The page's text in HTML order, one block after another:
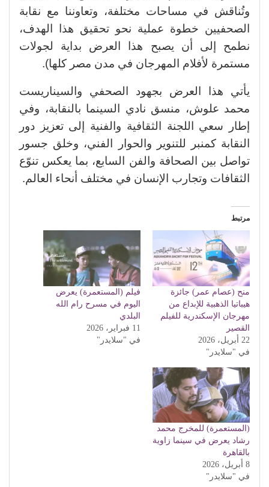
وتُناقش في مساحات مختلفة، وتعاوننا مع نقابة
الصحفيين خطوة عملية نحو تحقيق هذا الهدف،
نطمح إلى أن يصبح هذا العرض بداية لجولات
مستمرة لأفلام المهرجان في مدن مصر كلها).
يأتي هذا العرض بجهود الصحفي والسيناريست
محمد علوش، منسق نادي السينما بالنقابة، وفي
إطار سعي اللجنة الثقافية والفنية إلى تعزيز دور
النقابة كمنبر للتنوير والحوار الفني، وخلق جسور
تواصل بين الصحافة والفن السابع، بما يعكس تنوّع
الثقافات وتجارب الإنسان في مختلف أنحاء العالم.
مرتبط
منح (عصام عمر) جائزة
هيباتيا الذهبية للإبداع من
مهرجان الإسكندرية للفيلم
القصير
22 أبريل، 2026
في "سلايدر"
فيلم (المستعمرة) يعرض
اليوم في مسرح رام الله
البلدي
11 فبراير، 2026
في "سلايدر"
(المستعمرة) للمخرج محمد
رشاد يعرض في سينما زاوية
بالقاهرة
8 أبريل، 2026
في "سلايدر"